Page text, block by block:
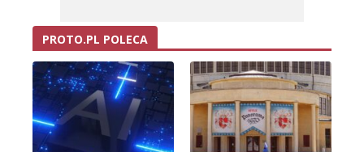
PROTO.PL POLECA